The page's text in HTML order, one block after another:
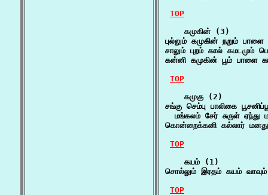
TOP
    கமுகின் (3)
புல்லும் கமுகின் நறும்
சாலும் புறம் கால்
கன்னி கமுகின் பூம் பாளை
TOP
    கமுகு (2)
சங்கு செம்பு பாலிகை
மங்கலம் சேர் சுருள் ஏந்து
கொன்றைக்கனி கல்லார்
TOP
    கயம் (1)
சொல்லும் இரதம் கயம்
TOP